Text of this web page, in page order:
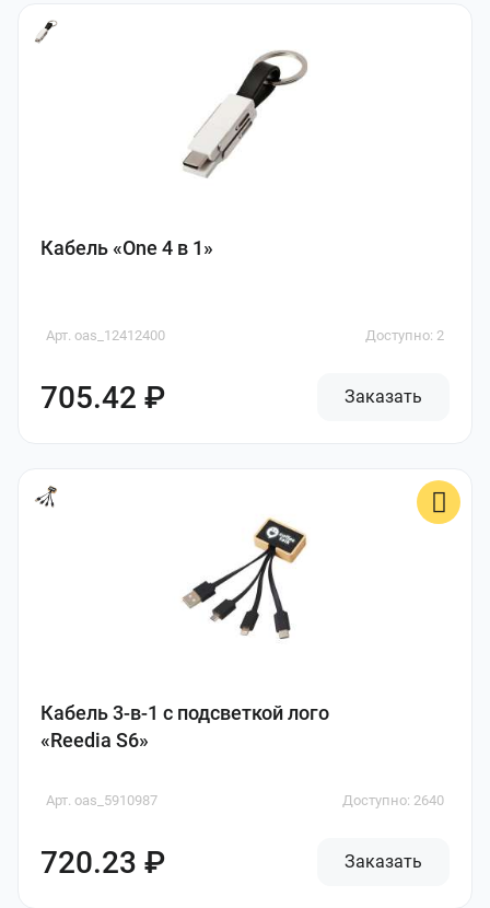
Кабель «One 4 в 1»
Арт. oas_12412400 Доступно: 2
705.42 ₽ Заказать
Кабель 3-в-1 с подсветкой лого
«Reedia S6»
Арт. oas_5910987 Доступно: 2640
720.23 ₽ Заказать